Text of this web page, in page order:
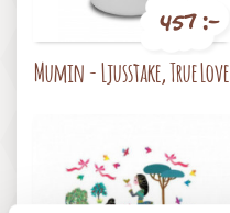
457 :-
Mumin - Ljusstake, True Love